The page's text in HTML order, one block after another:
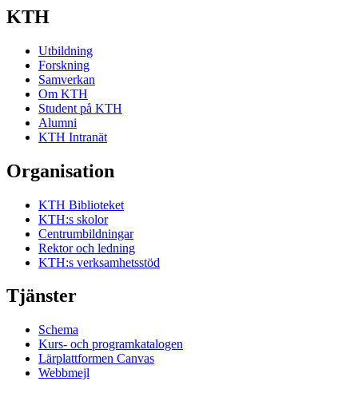
KTH
Utbildning
Forskning
Samverkan
Om KTH
Student på KTH
Alumni
KTH Intranät
Organisation
KTH Biblioteket
KTH:s skolor
Centrumbildningar
Rektor och ledning
KTH:s verksamhetsstöd
Tjänster
Schema
Kurs- och programkatalogen
Lärplattformen Canvas
Webbmejl